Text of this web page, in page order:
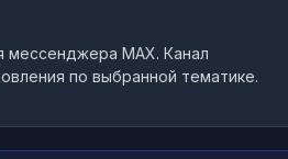
мессенджера MAX. Канал
по выбранной тематике.